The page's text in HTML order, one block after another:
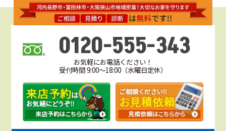
0120-555-343
お気軽にお電話ください！
受付時間 9:00～18:00（水曜日定休）